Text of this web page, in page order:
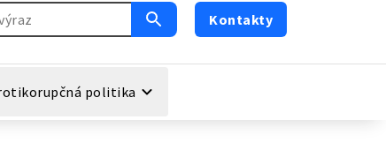
Kontakty
politika